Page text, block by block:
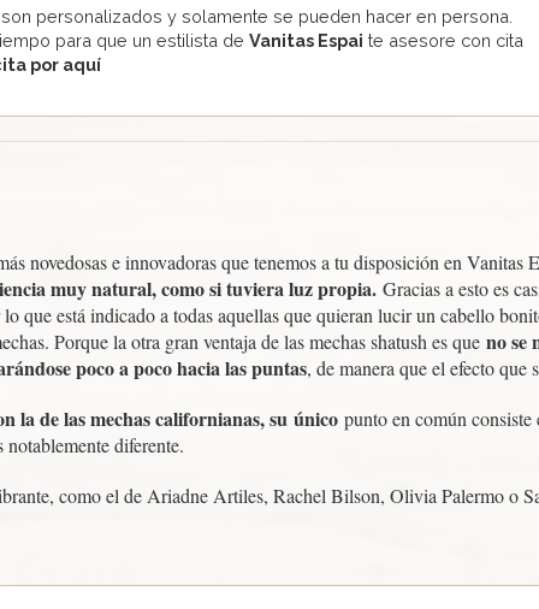
personalizados y solamente se pueden hacer en persona.
para que un estilista deVanitas Espai te asesore con cita
por aquí
novedosas e innovadoras que tenemos a tu disposición en
muy natural, como si tuviera luz propia.Gracias a esto es
que está indicado a todas aquellas que quieran lucir un cabello
Porque la otra gran ventaja de las mechas shatush es que no se
poco a poco hacia las puntas, de manera que el efecto
la de las mechas californianas, suúnicopunto en común consiste
notablemente diferente.
como el de Ariadne Artiles, Rachel Bilson, Olivia Palermo o